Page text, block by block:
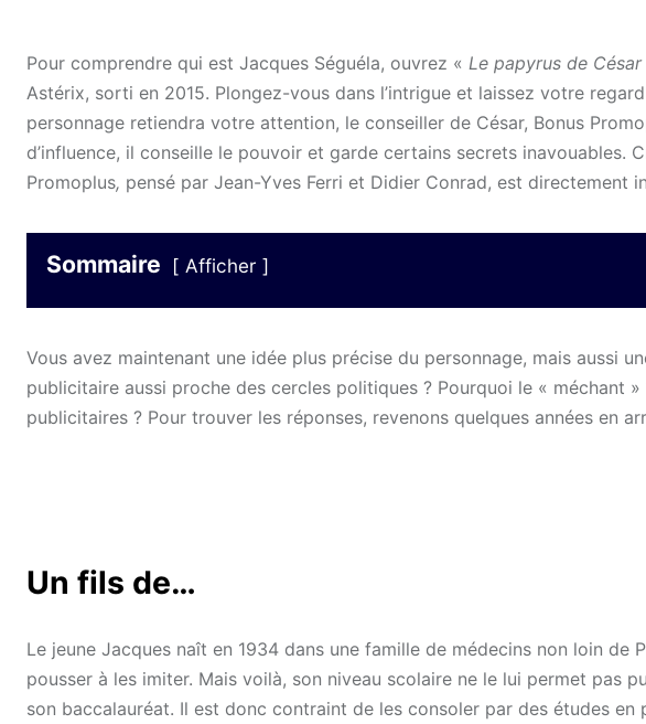
Pour comprendre qui est Jacques Séguéla, ouvrez « Le papyrus de César
Astérix, sorti en 2015. Plongez-vous dans l’intrigue et laissez votre
personnage retiendra votre attention, le conseiller de César, Bonus
d’influence, il conseille le pouvoir et garde certains secrets inavouables.
Promoplus, pensé par Jean-Yves Ferri et Didier Conrad, est directement
Sommaire Afficher
Vous avez maintenant une idée plus précise du personnage, mais aussi
publicitaire aussi proche des cercles politiques ? Pourquoi le « méchant
publicitaires ? Pour trouver les réponses, revenons quelques années en
Un fils de…
Le jeune Jacques naît en 1934 dans une famille de médecins non loin de
pousser à les imiter. Mais voilà, son niveau scolaire ne le lui permet pas
son baccalauréat. Il est donc contraint de les consoler par des études en